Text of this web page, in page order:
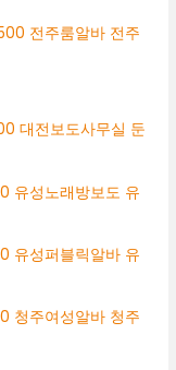
전주룸알바 전주
대전보도사무실 둔
유성노래방보도 유
유성퍼블릭알바 유
청주여성알바 청주